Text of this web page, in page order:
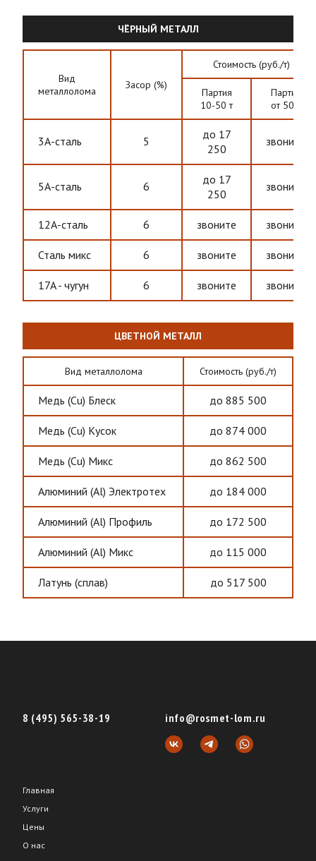
ЧЁРНЫЙ МЕТАЛЛ
Вид
металлолома
Засор (%)
Стоимость (руб./т)
Партия
10-50 т
Партия
от 50 т
3А-сталь 5
до 17
250
звоните
5А-сталь 6
до 17
250
звоните
12А-сталь 6 звоните звоните
Сталь микс 6 звоните звоните
17A - чугун 6 звоните звоните
ЦВЕТНОЙ МЕТАЛЛ
Вид металлолома Стоимость (руб./т)
Медь (Cu) Блеск до 885 500
Медь (Cu) Кусок до 874 000
Медь (Cu) Микс до 862 500
Алюминий (Al) Электротех до 184 000
Алюминий (Al) Профиль до 172 500
Алюминий (Al) Микс до 115 000
Латунь (сплав) до 517 500
8 (495) 565-38-19 info@rosmet-lom.ru
Главная
Услуги
Цены
О нас